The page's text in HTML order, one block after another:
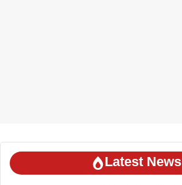
Latest News